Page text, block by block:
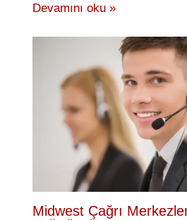
Devamını oku »
Midwest Çağrı